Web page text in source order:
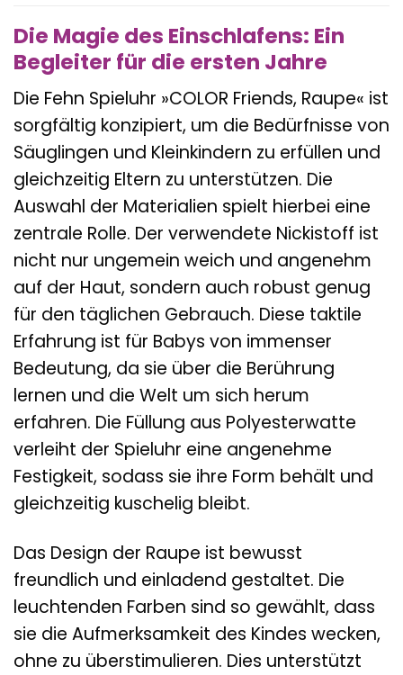
Die Magie des Einschlafens: Ein
Begleiter für die ersten Jahre
Die Fehn Spieluhr »COLOR Friends, Raupe« ist
sorgfältig konzipiert, um die Bedürfnisse von
Säuglingen und Kleinkindern zu erfüllen und
gleichzeitig Eltern zu unterstützen. Die
Auswahl der Materialien spielt hierbei eine
zentrale Rolle. Der verwendete Nickistoff ist
nicht nur ungemein weich und angenehm
auf der Haut, sondern auch robust genug
für den täglichen Gebrauch. Diese taktile
Erfahrung ist für Babys von immenser
Bedeutung, da sie über die Berührung
lernen und die Welt um sich herum
erfahren. Die Füllung aus Polyesterwatte
verleiht der Spieluhr eine angenehme
Festigkeit, sodass sie ihre Form behält und
gleichzeitig kuschelig bleibt.
Das Design der Raupe ist bewusst
freundlich und einladend gestaltet. Die
leuchtenden Farben sind so gewählt, dass
sie die Aufmerksamkeit des Kindes wecken,
ohne zu überstimulieren. Dies unterstützt